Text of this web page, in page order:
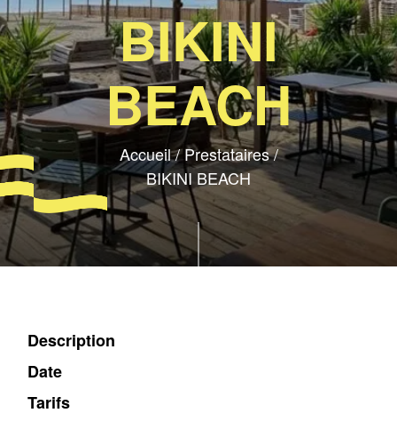
BIKINI
BEACH
Accueil/Prestataires/
BIKINI BEACH
Description
Date
Tarifs